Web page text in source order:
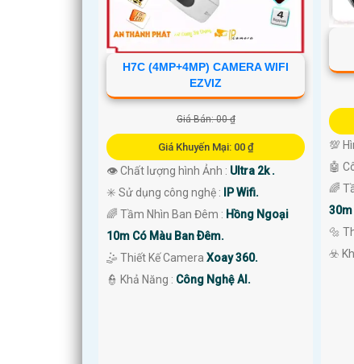
H7C (4MP+4MP) CAMERA WIFI
EZVIZ
Giá Bán: 00 ₫
Giá Khuyến Mại: 00 ₫
👁 Chất lượng hình Ảnh : Ultra 2k .
✳️ Sử dụng công nghệ :
IP Wifi.
🌈 Tầm Nhìn Ban Đêm : Hồng Ngoại
10m Có Màu Ban Ðêm.
🤹 Thiết Kế Camera Xoay 360.
️👮 Khả Năng : Công Nghệ AI.
💯
🤖️
🌈
🔩
️☣️